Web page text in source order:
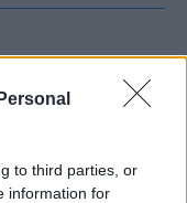
to third parties, or
information for
στο Παρίσι ‑
που δεν θα